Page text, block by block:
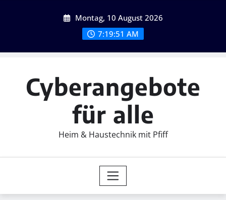
Montag, 10 August 2026
7:19:52 AM
Cyberangebote
für alle
Heim & Haustechnik mit Pfiff